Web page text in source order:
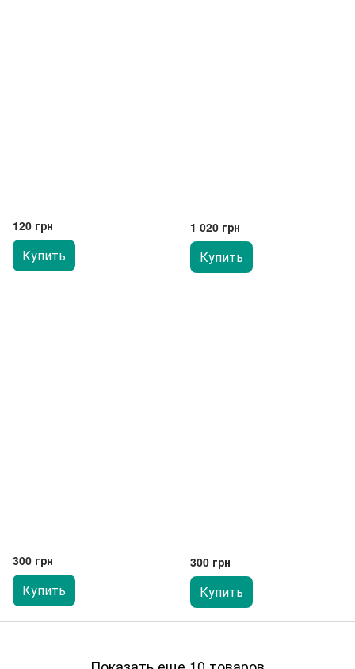
120 грн
Купить
1 020 грн
Купить
300 грн
Купить
300 грн
Купить